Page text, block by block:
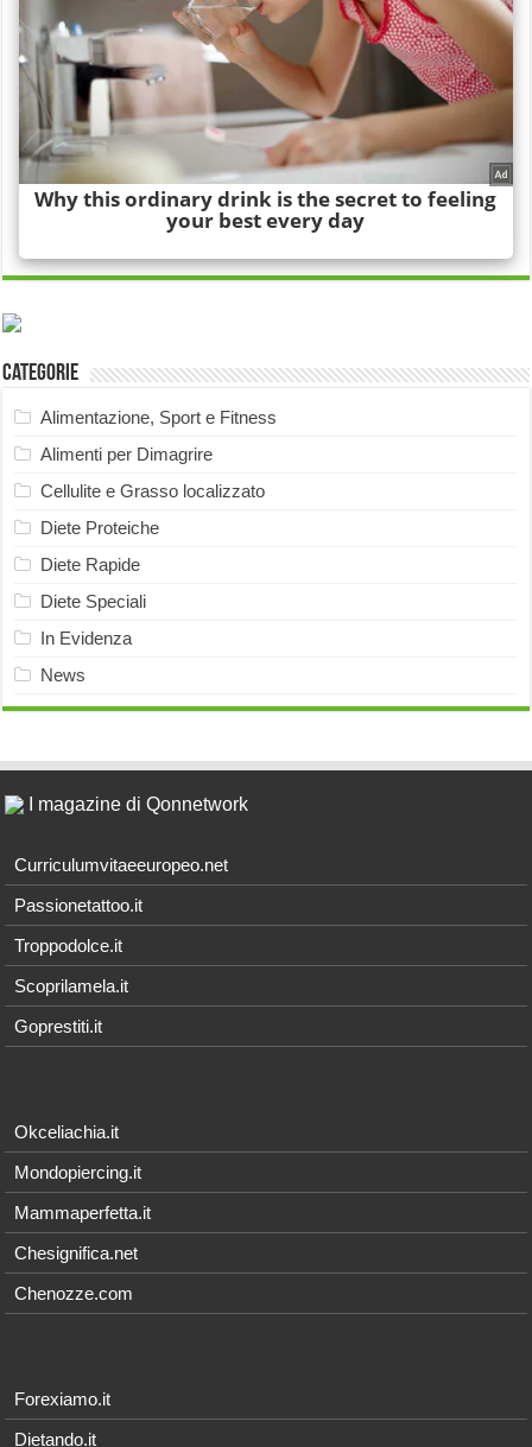
Categorie
Alimentazione, Sport e Fitness
Alimenti per Dimagrire
Cellulite e Grasso localizzato
Diete Proteiche
Diete Rapide
Diete Speciali
In Evidenza
News
I magazine di Qonnetwork
Curriculumvitaeeuropeo.net
Passionetattoo.it
Troppodolce.it
Scoprilamela.it
Goprestiti.it
Okceliachia.it
Mondopiercing.it
Mammaperfetta.it
Chesignifica.net
Chenozze.com
Forexiamo.it
Dietando.it